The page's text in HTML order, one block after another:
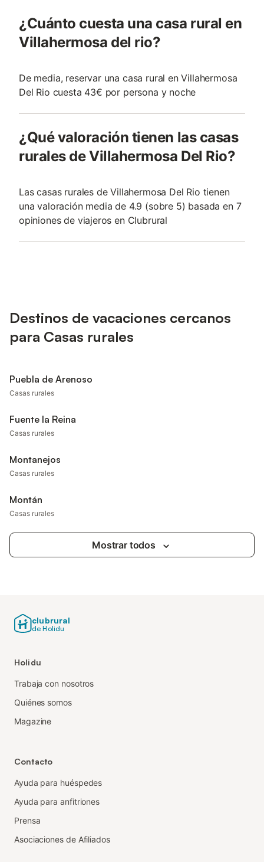
¿Cuánto cuesta una casa rural en
Villahermosa del rio?
De media, reservar una casa rural en Villahermosa
Del Rio cuesta 43€ por persona y noche
¿Qué valoración tienen las casas
rurales de Villahermosa Del Rio?
Las casas rurales de Villahermosa Del Rio tienen
una valoración media de 4.9 (sobre 5) basada en 7
opiniones de viajeros en Clubrural
Destinos de vacaciones cercanos
para Casas rurales
Puebla de Arenoso
Casas rurales
Fuente la Reina
Casas rurales
Montanejos
Casas rurales
Montán
Casas rurales
Mostrar todos
clubrural
de Holidu
Holidu
Trabaja con nosotros
Quiénes somos
Magazine
Contacto
Ayuda para huéspedes
Ayuda para anfitriones
Prensa
Asociaciones de Afiliados